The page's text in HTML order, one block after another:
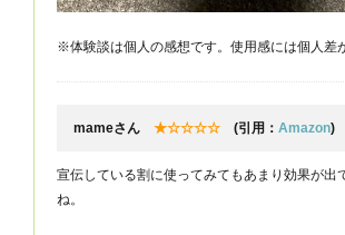
※体験談は個人の感想です。使用感には個人差
mameさん ★☆☆☆☆ (引用： Amazon)
宣伝している割に使ってみてもあまり効果が出
ね。